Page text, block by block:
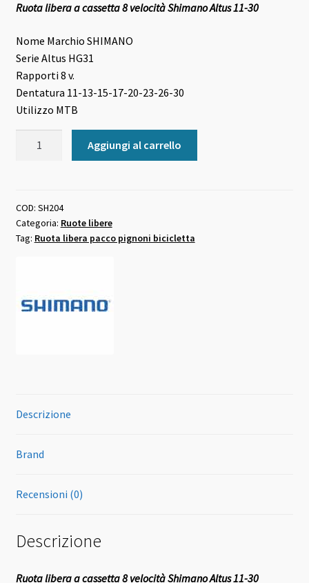
originale
era:
28,00 €.
attuale
è:
Ruota libera a cassetta 8 velocità Shimano Altus 11-30
Nome Marchio SHIMANO
Serie Altus HG31
Rapporti8 v.
Dentatura 11-13-15-17-20-23-26-30
Utilizzo MTB
8
velocità
Shimano
quantità
Aggiungi al carrello
COD: SH204
Categoria: Ruote libere
Tag: Ruota libera pacco pignoni bicicletta
Descrizione
Brand
Recensioni (0)
Descrizione
Ruota libera a cassetta 8 velocità Shimano Altus 11-30